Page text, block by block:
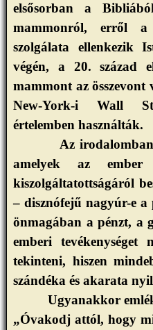
elsősorban a
mammonról, erről a
szolgálata ellenkezik
végén, a 20. század
mammont az
New-York-i Wall
értelemben használták.
Az
amelyek az ember
kiszolgáltatottságáról
– disznófejű nagyúr-e
önmagában a pénzt, a
emberi tevékenységet
tekinteni, hiszen
szándéka és akarata
Ugyanakkor
„Óvakodj attól, hogy